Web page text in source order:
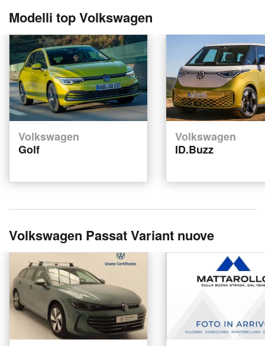
Modelli top Volkswagen
Volkswagen
Golf
Volkswagen
ID.Buzz
Volkswagen Passat Variant nuove